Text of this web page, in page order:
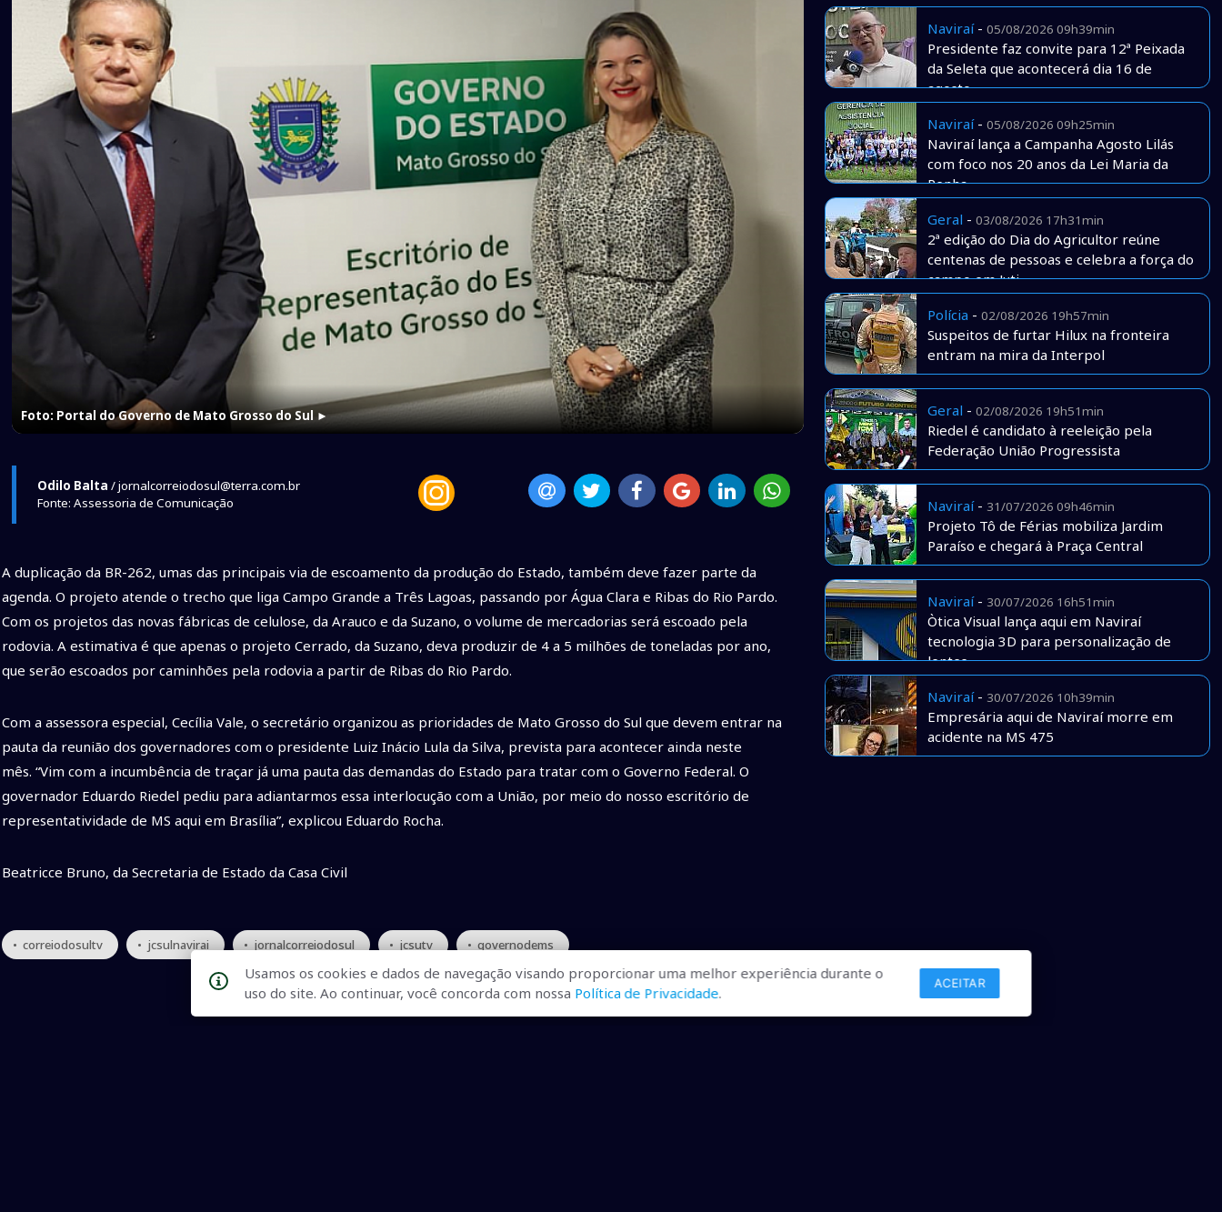
Foto: Portal do Governo de Mato Grosso do Sul ►
Odilo Balta / jornalcorreiodosul@terra.com.br
Fonte: Assessoria de Comunicação
A duplicação da BR-262, umas das principais via de escoamento da produção do Estado, também deve fazer parte da
agenda. O projeto atende o trecho que liga Campo Grande a Três Lagoas, passando por Água Clara e Ribas do Rio Pardo.
Com os projetos das novas fábricas de celulose, da Arauco e da Suzano, o volume de mercadorias será escoado pela
rodovia. A estimativa é que apenas o projeto Cerrado, da Suzano, deva produzir de 4 a 5 milhões de toneladas por ano,
que serão escoados por caminhões pela rodovia a partir de Ribas do Rio Pardo.
Com a assessora especial, Cecília Vale, o secretário organizou as prioridades de Mato Grosso do Sul que devem entrar na
pauta da reunião dos governadores com o presidente Luiz Inácio Lula da Silva, prevista para acontecer ainda neste
mês. “Vim com a incumbência de traçar já uma pauta das demandas do Estado para tratar com o Governo Federal. O
governador Eduardo Riedel pediu para adiantarmos essa interlocução com a União, por meio do nosso escritório de
representatividade de MS aqui em Brasília”, explicou Eduardo Rocha.
Beatricce Bruno, da Secretaria de Estado da Casa Civil
• correiodosultv • jcsulnavirai • jornalcorreiodosul • jcsutv • governodems
Naviraí- 05/08/2026 09h39min
Presidente faz convite para 12ª Peixada
da Seleta que acontecerá dia 16 de
agosto
Naviraí- 05/08/2026 09h25min
Naviraí lança a Campanha Agosto Lilás
com foco nos 20 anos da Lei Maria da
Penha
Geral - 03/08/2026 17h31min
2ª edição do Dia do Agricultor reúne
centenas de pessoas e celebra a força do
campo em Juti
Polícia - 02/08/2026 19h57min
Suspeitos de furtar Hilux na fronteira
entram na mira da Interpol
Geral - 02/08/2026 19h51min
Riedel é candidato à reeleição pela
Federação União Progressista
Naviraí- 31/07/2026 09h46min
Projeto Tô de Férias mobiliza Jardim
Paraíso e chegará à Praça Central
Naviraí- 30/07/2026 16h51min
Òtica Visual lança aqui em Naviraí
tecnologia 3D para personalização de
lentes
Naviraí- 30/07/2026 10h39min
Empresária aqui de Naviraí morre em
acidente na MS 475
Usamos os cookies e dados de navegação visando proporcionar uma melhor experiência durante o
uso do site. Ao continuar, você concorda com nossa Política de Privacidade.
ACEITAR